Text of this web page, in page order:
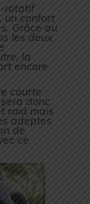
rotatif
un confort
Grâce au
les deux
la
encore
courte
donc
raid mais
adeptes
de
ce